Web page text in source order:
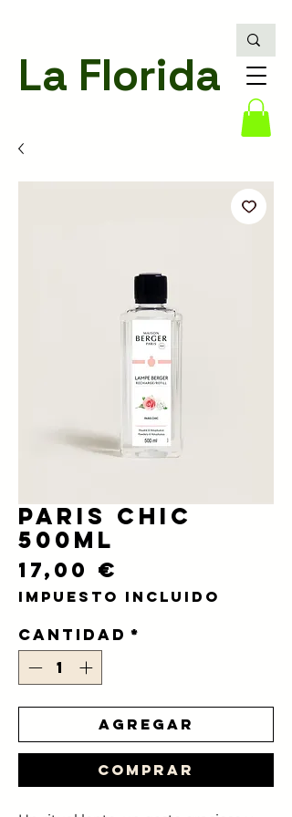
La Florida
Paris Chic
500ml
17,00 €
Impuesto incluido
Cantidad *
Agregar
Comprar